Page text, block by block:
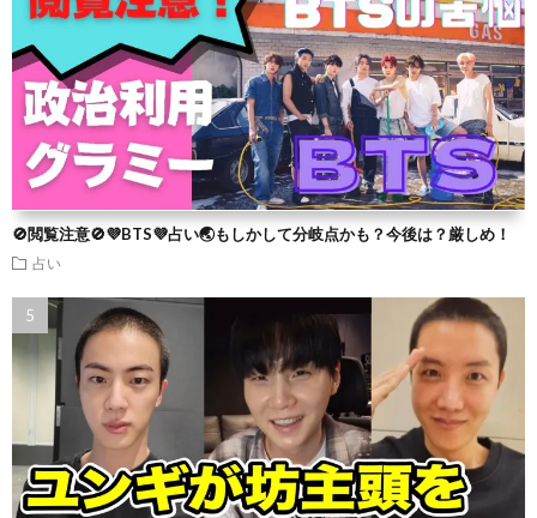
🚫閲覧注意🚫💜BTS💜占い🌏もしかして分岐点かも？今後は？厳しめ！
占い